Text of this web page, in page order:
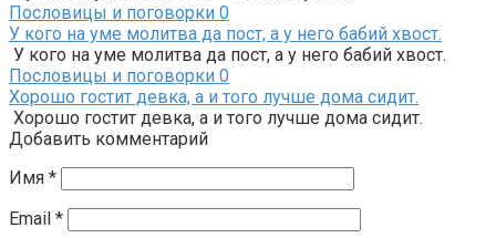
Пословицы и поговорки 0
У кого на уме молитва да пост, а у него бабий хвост.
У кого на уме молитва да пост, а у него бабий хвост.
Пословицы и поговорки 0
Хорошо гостит девка, а и того лучше дома сидит.
Хорошо гостит девка, а и того лучше дома сидит.
Добавить комментарий
Имя *
Email *